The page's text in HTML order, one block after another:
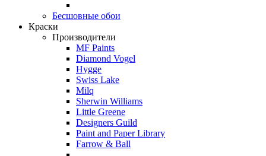
Бесшовные обои
Краски
Производители
MF Paints
Diamond Vogel
Hygge
Swiss Lake
Milq
Sherwin Williams
Little Greene
Designers Guild
Paint and Paper Library
Farrow & Ball